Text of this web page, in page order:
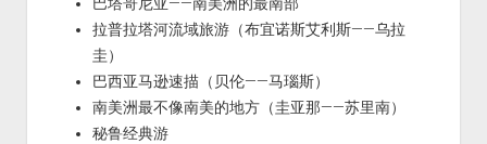
拉普拉塔河流域旅游（布宜诺斯艾利斯——乌拉
圭）
巴西亚马逊速描（贝伦——马瑙斯）
南美洲最不像南美的地方（圭亚那——苏里南）
秘鲁经典游